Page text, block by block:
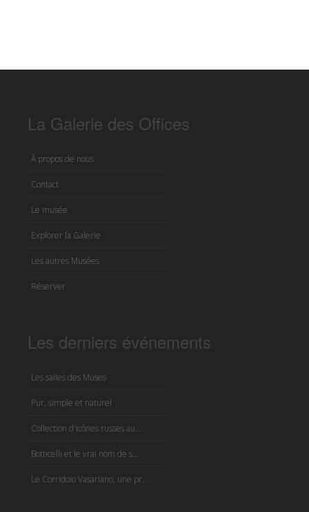
La Galerie des Offices
À propos de nous
Contact
Le musée
Explorer la Galerie
Les autres Musées
Réserver
Les derniers événements
Les salles des Muses
Pur, simple et naturel
Collection d'icônes russes au...
Botticelli et le vrai nom de s...
Le Corridoio Vasariano, une pr...